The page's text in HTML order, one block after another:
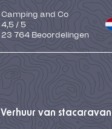
Camping and Co
4,5/5
23 764Beoordelingen
Verhuur van